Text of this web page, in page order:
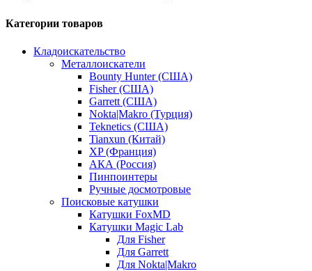
Категории товаров
Кладоискательство
Металлоискатели
Bounty Hunter (США)
Fisher (США)
Garrett (США)
Nokta|Makro (Турция)
Teknetics (США)
Tianxun (Китай)
XP (Франция)
АКА (Россия)
Пинпоинтеры
Ручные досмотровые
Поисковые катушки
Катушки FoxMD
Катушки Magic Lab
Для Fisher
Для Garrett
Для Nokta|Makro